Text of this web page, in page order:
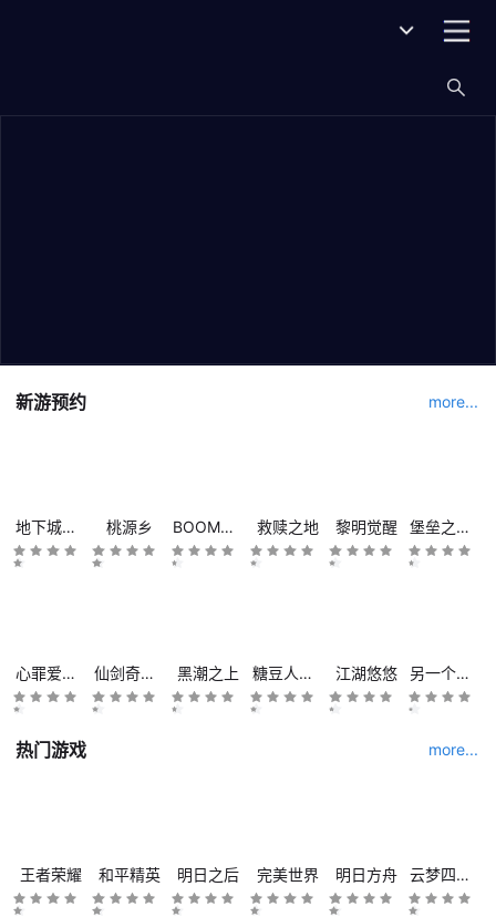
新游预约 more...
地下城与勇士M 桃源乡 BOOM海战 救赎之地 黎明觉醒 堡垒之夜手机版
心罪爱丽丝 仙剑奇侠传九野 黑潮之上 糖豆人：终极淘汰赛 江湖悠悠 另一个伊甸 : 超越时空的猫
热门游戏 more...
王者荣耀 和平精英 明日之后 完美世界 明日方舟 云梦四时歌